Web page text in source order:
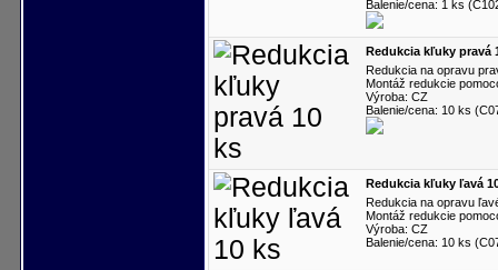
Balenie/cena: 1 ks
Redukcia kľuky pravá
Redukcia na opravu
Montáž redukcie
Výroba: CZ
Balenie/cena: 10 ks
Redukcia kľuky ľavá
Redukcia na opravu
Montáž redukcie
Výroba: CZ
Balenie/cena: 10 ks